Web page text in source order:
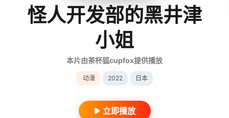
怪人开发部的黑井津
小姐
本片由茶杯狐cupfox提供播放
动漫 2022 日本
立即播放